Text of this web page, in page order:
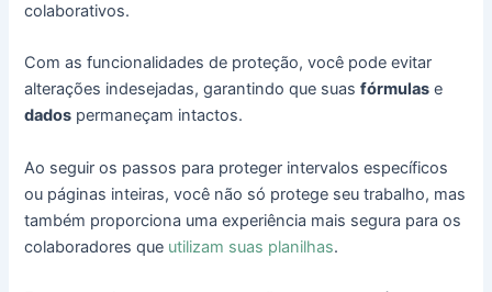
colaborativos.
Com as funcionalidades de proteção, você pode evitar
alterações indesejadas, garantindo que suasfórmulas e
dados permaneçam intactos.
Ao seguir os passos para proteger intervalos específicos
ou páginas inteiras, você não só protege seu trabalho, mas
também proporciona uma experiência mais segura para os
colaboradores que utilizam suas planilhas.